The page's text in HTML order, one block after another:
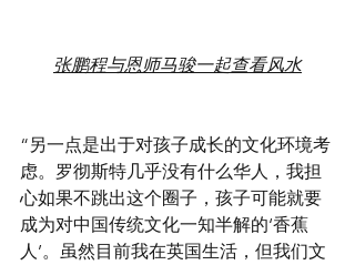
张鹏程与恩师马骏一起查看风水
“另一点是出于对孩子成长的文化环境考
虑。罗彻斯特几乎没有什么华人，我担
心如果不跳出这个圈子，孩子可能就要
成为对中国传统文化一知半解的‘香蕉
人’。虽然目前我在英国生活，但我们文